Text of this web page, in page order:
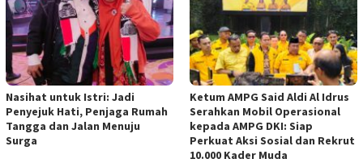
Nasihat untuk Istri: Jadi
Penyejuk Hati, Penjaga Rumah
Tangga dan Jalan Menuju
Surga
Ketum AMPG Said Aldi Al Idrus
Serahkan Mobil Operasional
kepada AMPG DKI: Siap
Perkuat Aksi Sosial dan Rekrut
10.000 Kader Muda